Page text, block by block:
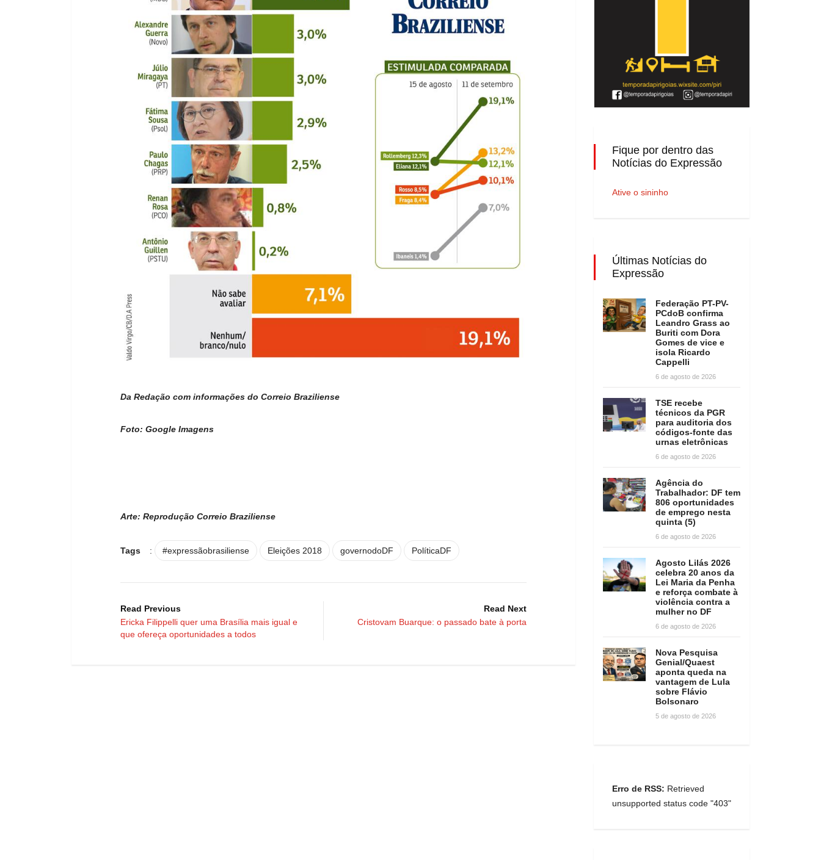
Da Redação com informações do Correio Braziliense
Foto: Google Imagens
Arte: Reprodução Correio Braziliense
Tags : #expressãobrasiliense Eleições 2018 governodoDF PolíticaDF
Read Previous
Ericka Filippelli quer uma Brasília mais igual e
que ofereça oportunidades a todos
Read Next
Cristovam Buarque: o passado bate à porta
Fique por dentro das
Notícias do Expressão
Ative o sininho
Últimas Notícias do
Expressão
Federação PT-PV-
PCdoB confirma
Leandro Grass ao
Buriti com Dora
Gomes de vice e
isola Ricardo
Cappelli
6 de agosto de 2026
TSE recebe
técnicos da PGR
para auditoria dos
códigos-fonte das
urnas eletrônicas
6 de agosto de 2026
Agência do
Trabalhador: DF tem
806 oportunidades
de emprego nesta
quinta (5)
6 de agosto de 2026
Agosto Lilás 2026
celebra 20 anos da
Lei Maria da Penha
e reforça combate à
violência contra a
mulher no DF
6 de agosto de 2026
Nova Pesquisa
Genial/Quaest
aponta queda na
vantagem de Lula
sobre Flávio
Bolsonaro
5 de agosto de 2026
Erro de RSS: Retrieved
unsupported status code "403"